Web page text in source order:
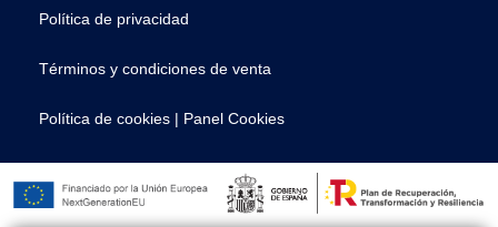
Política de privacidad
Términos y condiciones de venta
Política de cookies | Panel Cookies